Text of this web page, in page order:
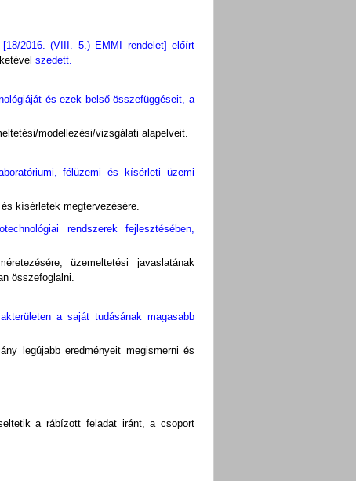
2016. (VIII. 5.) EMMI rendelet] előírt
szedett.
és ezek belső összefüggéseit, a
modellezési/vizsgálati alapelveit.
félüzemi és kísérleti üzemi
kísérletek megtervezésére.
rendszerek fejlesztésében,
üzemeltetési javaslatának
összefoglalni.
a saját tudásának magasabb
legújabb eredményeit megismerni és
a rábízott feladat iránt, a csoport